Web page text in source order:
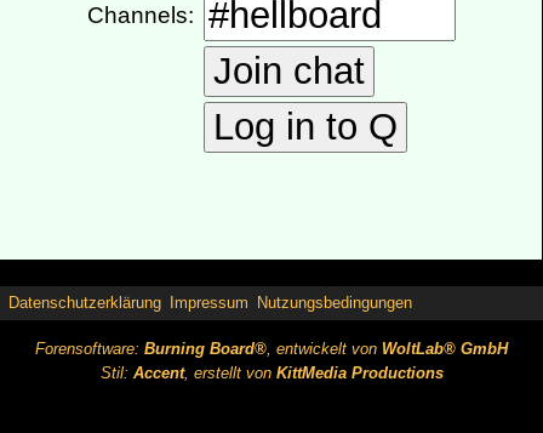
Datenschutzerklärung Impressum Nutzungsbedingungen
Forensoftware: Burning Board®, entwickelt von WoltLab® GmbH
Stil: Accent, erstellt von KittMedia Productions